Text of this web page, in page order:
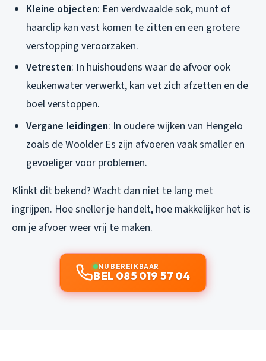
Kleine objecten: Een verdwaalde sok, munt of
haarclip kan vast komen te zitten en een grotere
verstopping veroorzaken.
Vetresten: In huishoudens waar de afvoer ook
keukenwater verwerkt, kan vet zich afzetten en de
boel verstoppen.
Vergane leidingen: In oudere wijken van Hengelo
zoals de Woolder Es zijn afvoeren vaak smaller en
gevoeliger voor problemen.
Klinkt dit bekend? Wacht dan niet te lang met
ingrijpen. Hoe sneller je handelt, hoe makkelijker het is
om je afvoer weer vrij te maken.
NU BEREIKBAAR
BEL 085 019 57 04